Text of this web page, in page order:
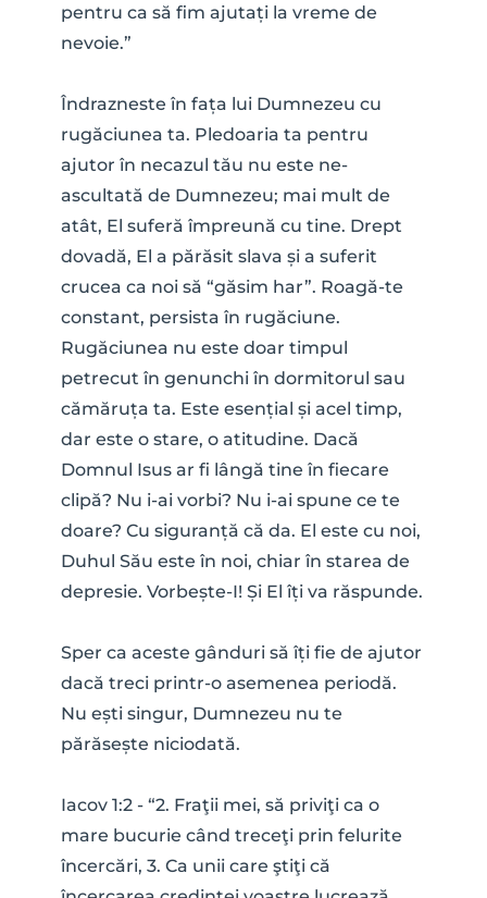
pentru ca să fim ajutați la vreme de
nevoie.”
Îndrazneste în fața lui Dumnezeu cu
rugăciunea ta. Pledoaria ta pentru
ajutor în necazul tău nu este ne-
ascultată de Dumnezeu; mai mult de
atât, El suferă împreună cu tine. Drept
dovadă, El a părăsit slava și a suferit
crucea ca noi să “găsim har”. Roagă-te
constant, persista în rugăciune.
Rugăciunea nu este doar timpul
petrecut în genunchi în dormitorul sau
cămăruța ta. Este esențial și acel timp,
dar este o stare, o atitudine. Dacă
Domnul Isus ar fi lângă tine în fiecare
clipă? Nu i-ai vorbi? Nu i-ai spune ce te
doare? Cu siguranță că da. El este cu noi,
Duhul Său este în noi, chiar în starea de
depresie. Vorbește-I! Și El îți va răspunde.
Sper ca aceste gânduri să îți fie de ajutor
dacă treci printr-o asemenea periodă.
Nu ești singur, Dumnezeu nu te
părăsește niciodată.
Iacov 1:2 - “2. Fraţii mei, să priviţi ca o
mare bucurie când treceţi prin felurite
încercări, 3. Ca unii care ştiţi că